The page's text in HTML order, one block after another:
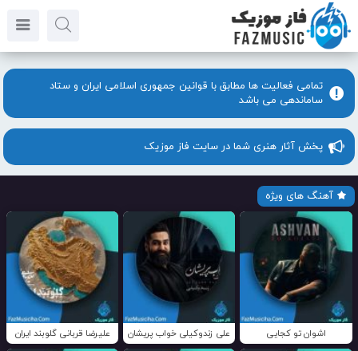
تمامی فعالیت ها مطابق با قوانین جمهوری اسلامی ایران و ستاد
ساماندهی می باشد
پخش آثار هنری شما در سایت فاز موزیک
آهنگ های ویژه
اشوان تو کجایی علی زندوکیلی خواب پریشان علیرضا قربانی گلوبند ایران